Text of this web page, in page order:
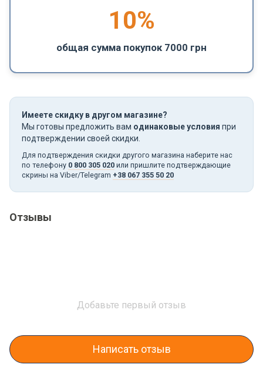
10%
общая сумма покупок 7000 грн
Имеете скидку в другом магазине?
Мы готовы предложить вам одинаковые условия при
подтверждении своей скидки.
Для подтверждения скидки другого магазина наберите нас
по телефону 0 800 305 020 или пришлите подтверждающие
скрины на Viber/Telegram +38 067 355 50 20
Отзывы
Добавьте первый отзыв
Написать отзыв